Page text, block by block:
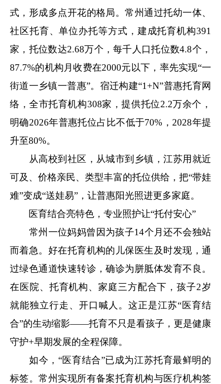
式，形成多点开花的格局。常州通过托幼一体、
社区托育、单位办托等方式，建成托育机构391
家，托位数达2.68万个，每千人口托位数4.8个，
87.7%的机构月收费在2000元以下，率先实现“一
街道一乡镇一普惠”。宿迁构建“1+N”普惠托育网
络，全市托育机构308家，提供托位2.2万余个，
明确2026年普惠托位占比不低于70%，2028年提
升至80%。
从高校到社区，从城市到乡镇，江苏用就近
可及、价格亲民、类型丰富的托位供给，把“带娃
难”变成“送娃易”，让普惠阳光照进更多家庭。
医育结合亮特色，专业照护让“托付安心”
常州一位妈妈曾因为孩子14个月还不会独站
而着急。好在托育机构的儿保医生及时发现，通
过绿色通道快速转诊，确诊为胼胝体发育不良。
在医院、托育机构、家庭三方配合下，孩子2岁
就能独立行走、开口喊人。这正是江苏“医育结
合”的生动缩影——托育不只是看孩子，更是健康
守护+早期发展的全程保障。
如今，“医育结合”已成为江苏托育最鲜明的
标签。常州实现所有备案托育机构与医疗机构签